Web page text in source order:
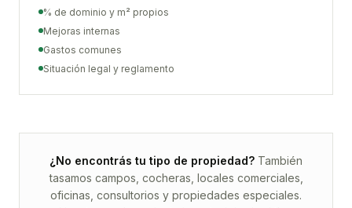
% de dominio y m² propios
Mejoras internas
Gastos comunes
Situación legal y reglamento
¿No encontrás tu tipo de propiedad? También
tasamos campos, cocheras, locales comerciales,
oficinas, consultorios y propiedades especiales.